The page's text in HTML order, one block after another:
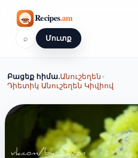
⌕ Մուտք
Բացեք հիմա.Անուշեղեն•
Դիետիկ Անուշեղեն Կիվիով